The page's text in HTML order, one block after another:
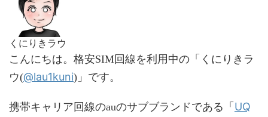
くにりきラウ
こんにちは。格安SIM回線を利用中の「くにりきラ
ウ(@lau1kuni)」です。
携帯キャリア回線のauのサブブランドである「 UQ